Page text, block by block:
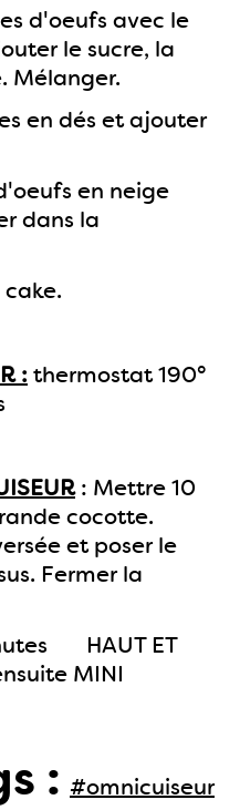
d'oeufs avec le
le sucre, la
Mélanger.
en dés et ajouter
en neige
dans la
: thermostat 190°
: Mettre 10
cocotte.
et poser le
Fermer la
HAUT ET
MINI
: #omnicuiseur